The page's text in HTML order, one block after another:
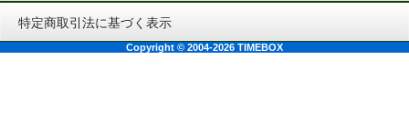
特定商取引法に基づく表示
Copyright © 2004-2026 TIMEBOX